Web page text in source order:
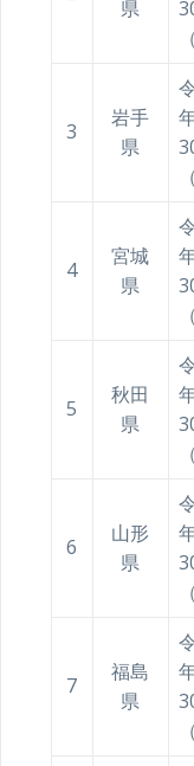
県
3
岩手
県
4
宮城
県
5
秋田
県
6
山形
県
7
福島
県